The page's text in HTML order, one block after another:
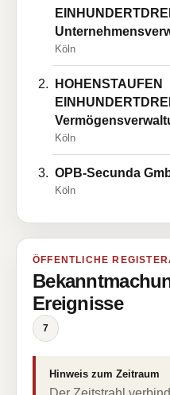
Köln
HOHENSTAUFEN
Köln
OPB-Secunda
Köln
ÖFFENTLICHE
Ereignisse
7
Hinweis zum Zeitraum